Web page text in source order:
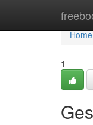
Home
Home
1